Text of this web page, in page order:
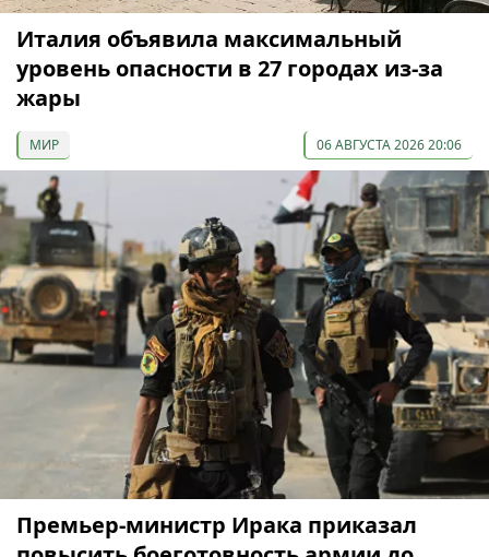
Италия объявила максимальный
уровень опасности в 27 городах из-за
жары
МИР 06 АВГУСТА 2026 20:06
Премьер-министр Ирака приказал